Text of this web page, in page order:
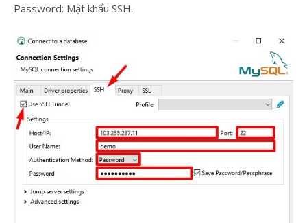
Password: Mật khẩu SSH.